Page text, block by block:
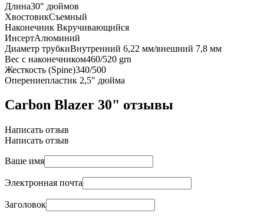
Длина30" дюймов
ХвостовикСъемный
Наконечник Вкручивающийся
ИнсертАлюминий
Диаметр трубкиВнутренний 6,22 мм/внешний 7,8 мм
Вес с наконечником460/520 grn
Жесткость (Spine)340/500
Оперениепластик 2,5" дюйма
Carbon Blazer 30" отзывы
Написать отзыв
Написать отзыв
Ваше имя
Электронная почта
Заголовок